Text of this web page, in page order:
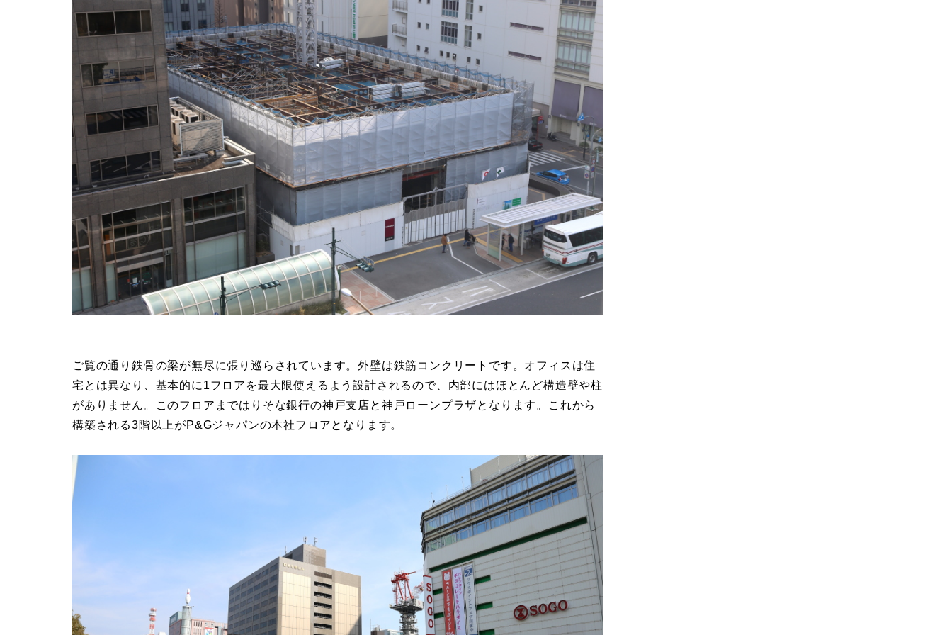
ご覧の通り鉄骨の梁が無尽に張り巡らされています。外壁は鉄筋コンクリートです。オフィスは住
宅とは異なり、基本的に1フロアを最大限使えるよう設計されるので、内部にはほとんど構造壁や柱
がありません。このフロアまではりそな銀行の神戸支店と神戸ローンプラザとなります。これから
構築される3階以上がP&Gジャパンの本社フロアとなります。